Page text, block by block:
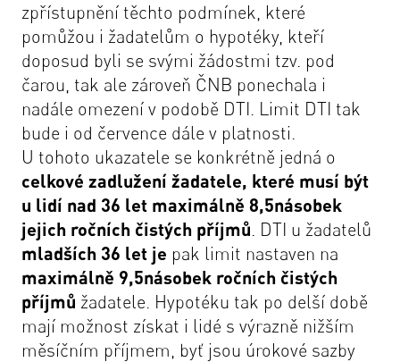
zpřístupnění těchto podmínek, které
pomůžou i žadatelům o hypotéky, kteří
doposud byli se svými žádostmi tzv. pod
čarou, tak ale zároveň ČNB ponechala i
nadále omezení v podobě DTI. Limit DTI tak
bude i od července dále v platnosti.
U tohoto ukazatele se konkrétně jedná o
celkové zadlužení žadatele, které musí být
u lidí nad 36 let maximálně 8,5násobek
jejich ročních čistých příjmů. DTI u žadatelů
mladších 36 let je pak limit nastaven na
maximálně 9,5násobek ročních čistých
příjmů žadatele. Hypotéku tak po delší době
mají možnost získat i lidé s výrazně nižším
měsíčním příjmem, byť jsou úrokové sazby